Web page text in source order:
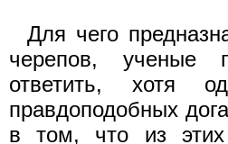
Для чего
черепов, ученые
ответить, хотя
правдоподобных
в том, что из этих